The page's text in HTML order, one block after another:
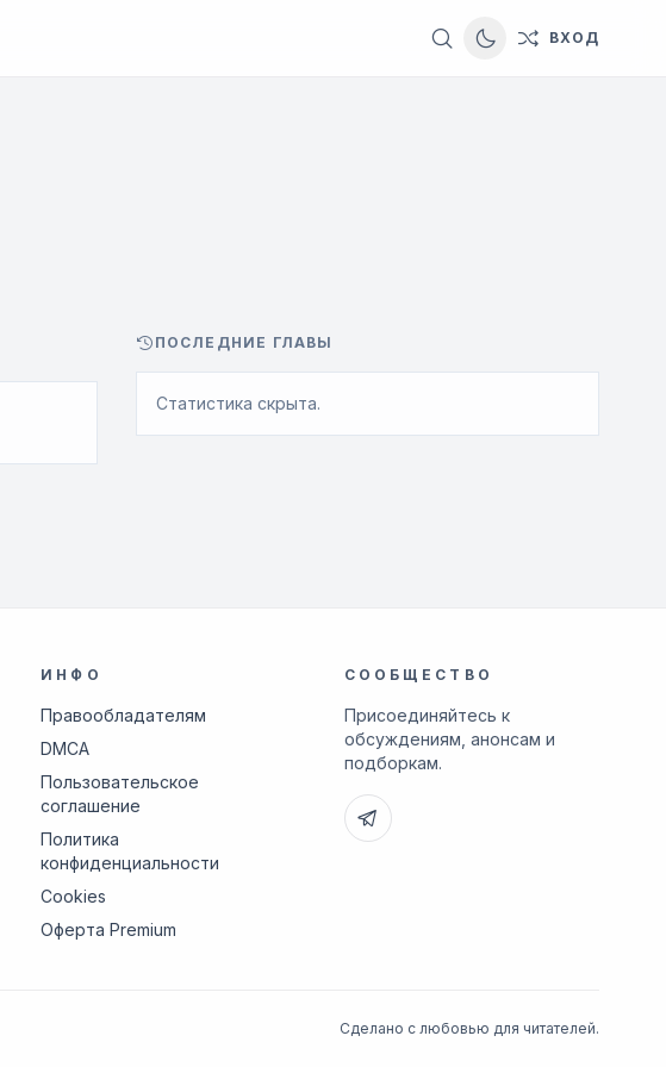
Switch to dark
ВХОД
ПОСЛЕДНИЕ ГЛАВЫ
Статистика скрыта.
ИНФО
Правообладателям
DMCA
Пользовательское
соглашение
Политика
конфиденциальности
Cookies
Оферта Premium
СООБЩЕСТВО
Присоединяйтесь к
обсуждениям, анонсам и
подборкам.
Сделано с любовью для читателей.